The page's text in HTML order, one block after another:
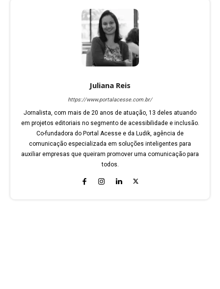
Juliana Reis
https://www.portalacesse.com.br/
Jornalista, com mais de 20 anos de atuação, 13 deles atuando
em projetos editoriais no segmento de acessibilidade e inclusão.
Co-fundadora do Portal Acesse e da Ludik, agência de
comunicação especializada em soluções inteligentes para
auxiliar empresas que queiram promover uma comunicação para
todos.